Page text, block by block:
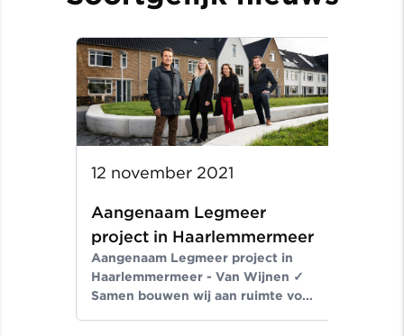
12 november 2021
Aangenaam Legmeer
project in Haarlemmermeer
Aangenaam Legmeer project in
Haarlemmermeer - Van Wijnen ✓
Samen bouwen wij aan ruimte voor